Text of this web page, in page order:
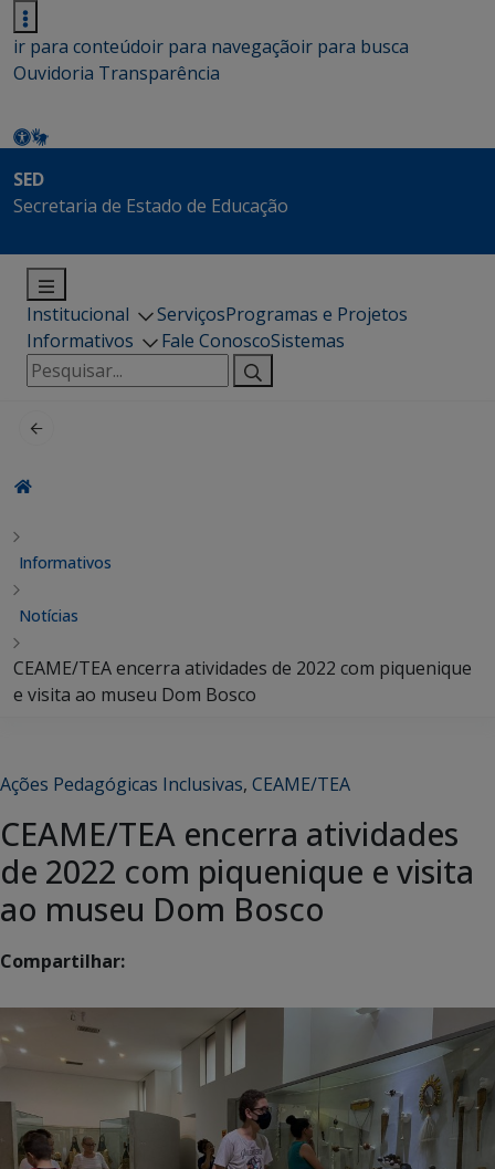
ir para conteúdoir para navegaçãoir para busca
Ouvidoria Transparência
SED
Secretaria de Estado de Educação
Institucional ServiçosProgramas e Projetos
Informativos
Fale ConoscoSistemas
Pesquisar
por:
Informativos
Notícias
CEAME/TEA encerra atividades de 2022 com piquenique
e visita ao museu Dom Bosco
Ações Pedagógicas Inclusivas, CEAME/TEA
CEAME/TEA encerra atividades
de 2022 com piquenique e visita
ao museu Dom Bosco
Compartilhar: